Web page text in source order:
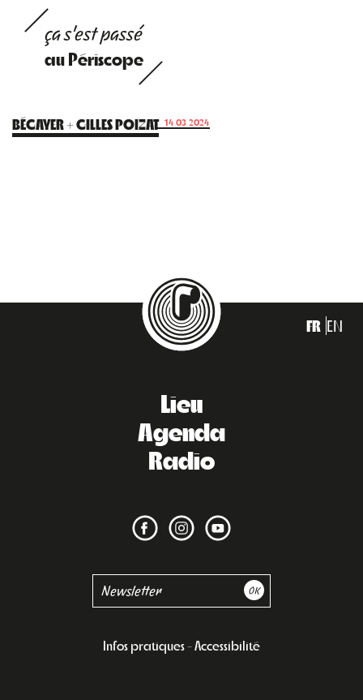
ça s'est passé
au Périscope
BÉGAYER + GILLES POIZAT 14.03.2024
FR EN
Lieu
Agenda
Radio
Infos pratiques Accessibilité